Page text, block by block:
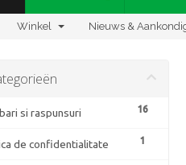
Winkel Nieuws &
16
si raspunsuri
1
de confidentialitate